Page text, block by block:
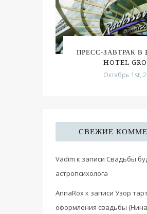
ПРЕСС-ЗАВТРАК В
HOTEL
Октябрь 1st,
СВЕЖИЕ
Vadim к записи Свадьбы
астропсихолога
AnnaRoxк записи Узор
оформления свадьбы